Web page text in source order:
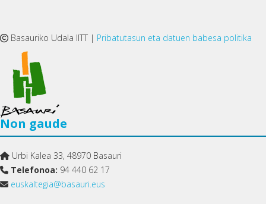
Basauriko Udala IITT | Pribatutasun eta datuen babesa politika
Non gaude
Urbi Kalea 33, 48970 Basauri
Telefonoa: 94 440 62 17
euskaltegia@basauri.eus